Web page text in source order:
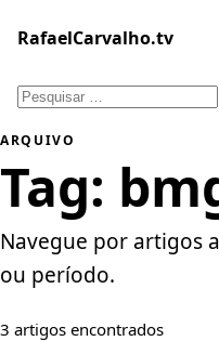
para
conteúdo
RafaelCarvalho.tv
Pesquisar
ARQUIVO
Tag:
Navegue por artigos
ou período.
3 artigos encontrados